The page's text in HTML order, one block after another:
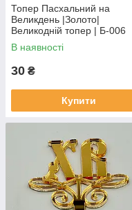
Топер Пасхальний на
Великдень |Золото|
Великодній топер | Б-006
В наявності
30 ₴
Купити